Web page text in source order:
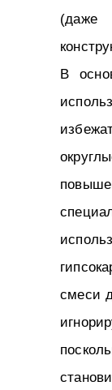
(даже
В
смеси